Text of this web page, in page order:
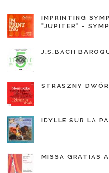
IMPRINTING
"JUPITER" -
J.S.BACH
STRASZNY
IDYLLE SUR LA
MISSA GRATIAS